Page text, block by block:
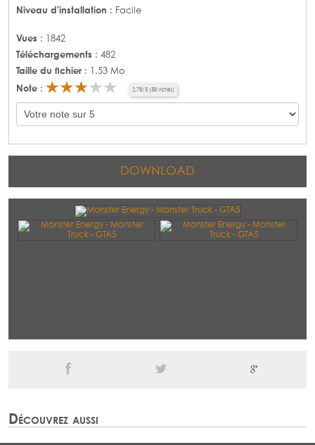
Niveau d'installation : Facile
Vues : 1842
Téléchargements : 482
Taille du fichier : 1.53 Mo
Note : 2,78/5 58 votes)
DOWNLOAD
Découvrez aussi